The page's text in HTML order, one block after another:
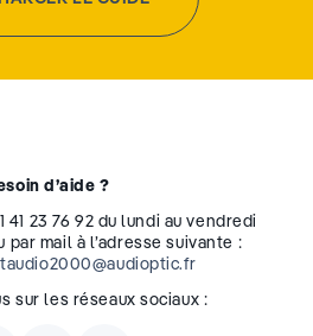
d’aide ?
41 23 76 92 du lundi au vendredi
par mail à l’adresse suivante :
sur les réseaux sociaux :